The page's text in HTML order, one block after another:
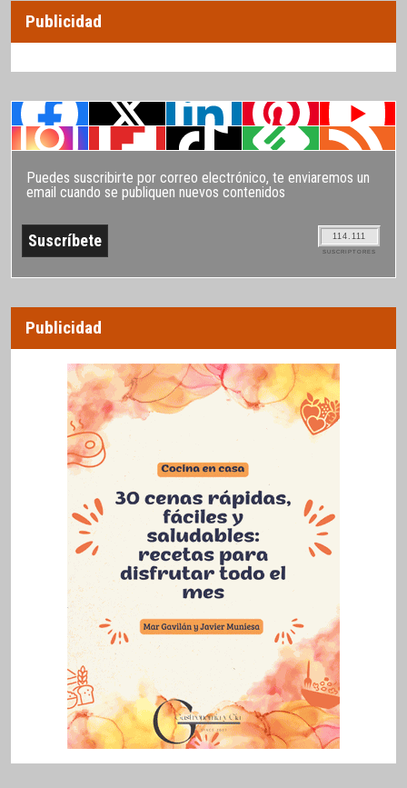
Publicidad
Puedes suscribirte por correo electrónico, te enviaremos un
email cuando se publiquen nuevos contenidos
114.111
SUSCRIPTORES
Publicidad